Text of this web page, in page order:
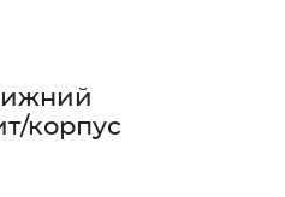
корпус